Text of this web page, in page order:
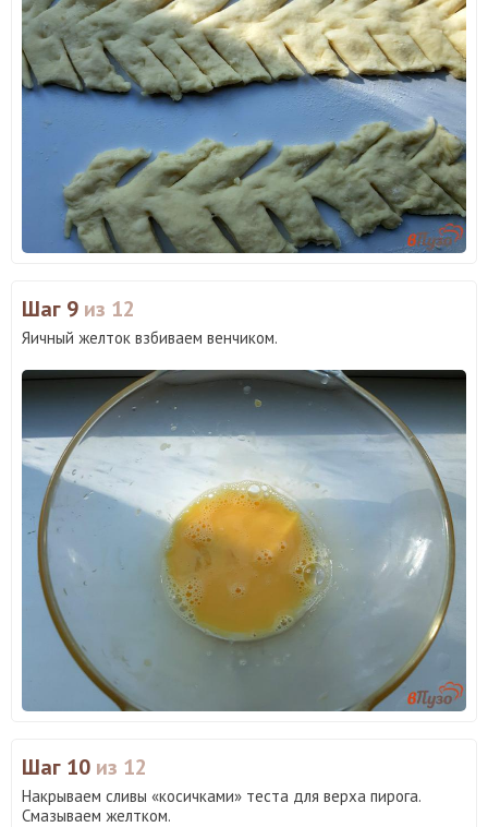
Шаг 9 из 12
Яичный желток взбиваем венчиком.
Шаг 10 из 12
Накрываем сливы «косичками» теста для верха пирога.
Смазываем желтком.